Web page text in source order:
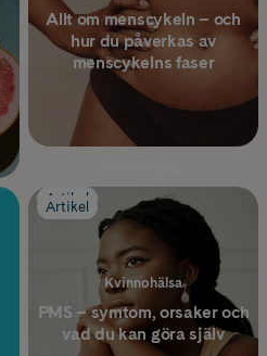
Allt om menscykeln – och
hur du påverkas av
menscykelns faser
Artikel
Inte fått din mens? Här är 8
orsaker till utebliven mens
(som inte är graviditet)
Artikel
Kvinnohälsa
PMS – symtom, orsaker och
vad du kan göra själv